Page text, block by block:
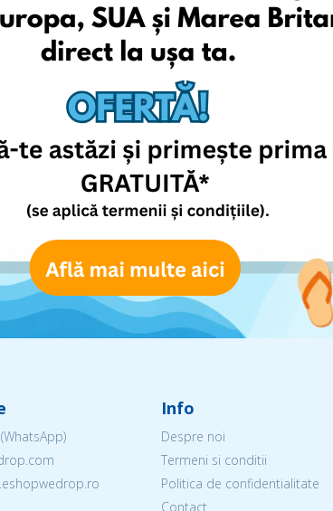
(WhatsApp)
Info
Despre noi
Termeni si conditii
Politica de confidentialitate
Contact